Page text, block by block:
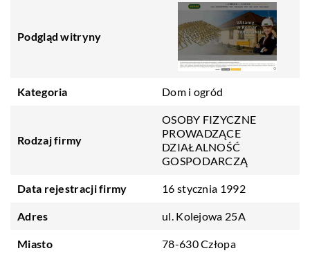
Podgląd witryny
Kategoria Dom i ogród
Rodzaj firmy
OSOBY FIZYCZNE
PROWADZĄCE
DZIAŁALNOŚĆ
GOSPODARCZĄ
Data rejestracji firmy 16 stycznia 1992
Adres ul. Kolejowa 25A
Miasto 78-630 Człopa